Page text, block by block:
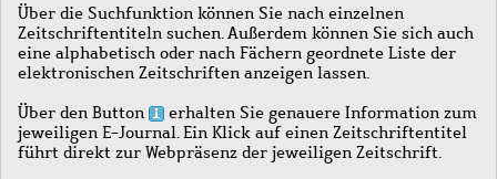
Über die Suchfunktion können Sie nach einzelnen
Zeitschriftentiteln suchen. Außerdem können Sie sich auch
eine alphabetisch oder nach Fächern geordnete Liste der
elektronischen Zeitschriften anzeigen lassen.
Über den Button
erhalten Sie genauere Information zum
jeweiligen E-Journal. Ein Klick auf einen Zeitschriftentitel
führt direkt zur Webpräsenz der jeweiligen Zeitschrift.